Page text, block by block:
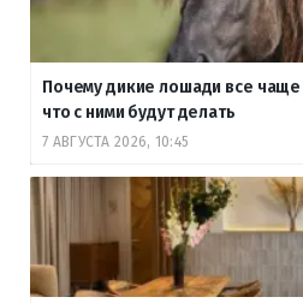
Почему дикие лошади все
что с ними будут делать
7 АВГУСТА 2026, 10:45